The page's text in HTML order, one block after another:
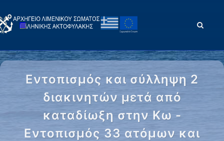
Εντοπισμός και σύλληψη 2
διακινητών μετά από
καταδίωξη στην Κω -
Εντοπισμός 33 ατόμων και